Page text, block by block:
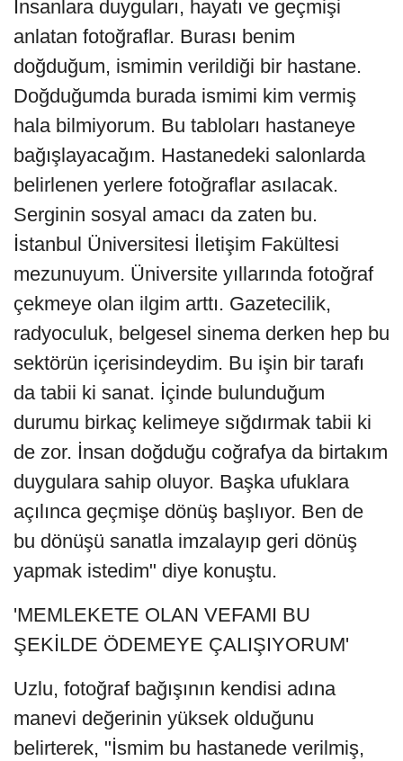
İnsanlara duyguları, hayatı ve geçmişi
anlatan fotoğraflar. Burası benim
doğduğum, ismimin verildiği bir hastane.
Doğduğumda burada ismimi kim vermiş
hala bilmiyorum. Bu tabloları hastaneye
bağışlayacağım. Hastanedeki salonlarda
belirlenen yerlere fotoğraflar asılacak.
Serginin sosyal amacı da zaten bu.
İstanbul Üniversitesi İletişim Fakültesi
mezunuyum. Üniversite yıllarında fotoğraf
çekmeye olan ilgim arttı. Gazetecilik,
radyoculuk, belgesel sinema derken hep bu
sektörün içerisindeydim. Bu işin bir tarafı
da tabii ki sanat. İçinde bulunduğum
durumu birkaç kelimeye sığdırmak tabii ki
de zor. İnsan doğduğu coğrafya da birtakım
duygulara sahip oluyor. Başka ufuklara
açılınca geçmişe dönüş başlıyor. Ben de
bu dönüşü sanatla imzalayıp geri dönüş
yapmak istedim" diye konuştu.
'MEMLEKETE OLAN VEFAMI BU
ŞEKİLDE ÖDEMEYE ÇALIŞIYORUM'
Uzlu, fotoğraf bağışının kendisi adına
manevi değerinin yüksek olduğunu
belirterek, "İsmim bu hastanede verilmiş,